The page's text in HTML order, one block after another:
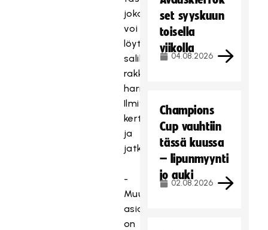
jokainen
voi
löytää
salibandysta
rakkaan
harrastuksen,
Ilmivalta
kertoo
ja
jatkaa:
-
Muutama
asia
on
set syyskuun
toisella
viikolla
04.08.2026
Champions
Cup vauhtiin
tässä kuussa
– lipunmyynti
jo auki
02.08.2026